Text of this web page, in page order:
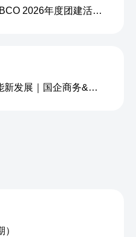
同心筑梦，至诚赋能 | SIBCO 2026年度团建活动圆满收官
积极履职显担当 聚力赋能新发展｜国企商务&中企人力出席上海现代服务业联合会第五届会员大会第三次会议暨2026服务业高质量发展大会